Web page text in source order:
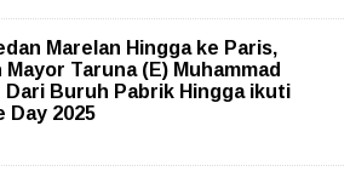
Marelan Hingga ke Paris,
Mayor Taruna (E) Muhammad
Dari Buruh Pabrik Hingga ikuti
Day 2025